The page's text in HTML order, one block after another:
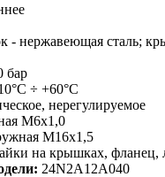
- нержавеющая сталь;
бар
÷ +60°C
нерегулируемое
M6x1,0
M16x1,5
на крышках,
24N2A12A040